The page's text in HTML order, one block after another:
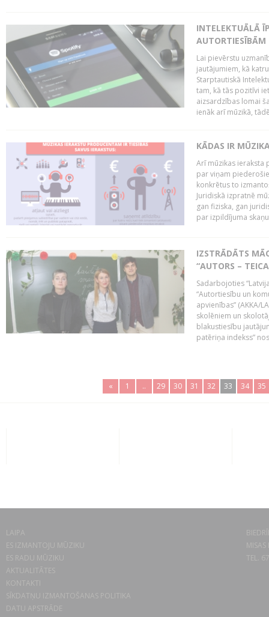
INTELEKTUĀLĀ
Lai pievērstu
jautājumiem, kā
Starptautiskā
tam, kā tās pozitīvi
aizsardzības lomai
ienāk arī mūzikā,
KĀDAS IR
Arī mūzikas ieraksta
par viņam
konkrētus to
Juridiskā izpratnē
gan fiziska, gan
par izpildījuma
IZSTRĀDĀTS
“AUTORS –
Sadarbojoties
“Autortiesību un
apvienības” (AKKA/
skolēniem un
blakustiesību
patēriņa indekss”
« 1 .. 29 30 31 32 33 34 35
LAIPA
ES IZMANTOJU MŪZIKU
ES RADU MŪZIKU
AKTUALITĀTES
KONTAKTI
SĪKDATŅU IZMANTOŠANAS POLITIKA
DATU APSTRĀDE
TEL.